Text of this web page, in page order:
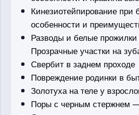
Кинезиотейпирование при
особенности и
Разводы и белые прожилки
Прозрачные участки на
Свербит в заднем проходе
Повреждение родинки в
Золотуха на теле у
Поры с черным стержнем